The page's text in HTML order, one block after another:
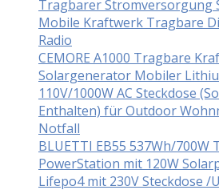
Tragbarer Stromversorgung
Mobile Kraftwerk Tragbare
Radio
CEMORE A1000 Tragbare
Solargenerator Mobiler
110V/1000W AC Steckdose
Enthalten) für Outdoor
Notfall
BLUETTI EB55 537Wh/700W
PowerStation mit 120W
Lifepo4 mit 230V Steckdose /